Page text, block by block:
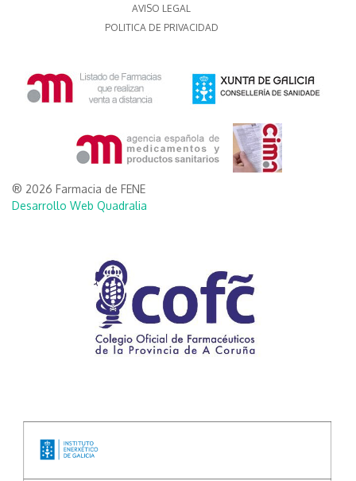
AVISO LEGAL
POLITICA DE PRIVACIDAD
® 2026 Farmacia de FENE
Desarrollo Web Quadralia